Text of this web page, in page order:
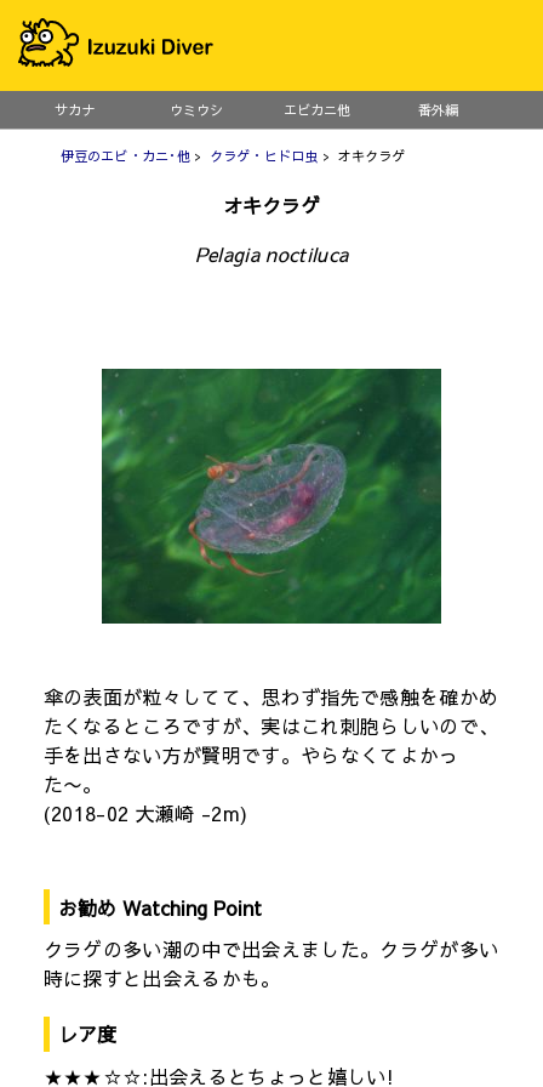
サカナ ウミウシ エビカニ他 番外編
伊豆のエビ・カニ･他> クラゲ・ヒドロ虫 > オキクラゲ
オキクラゲ
Pelagia noctiluca
傘の表面が粒々してて、思わず指先で感触を確かめ
たくなるところですが、実はこれ刺胞らしいので、
手を出さない方が賢明です。やらなくてよかっ
た〜。
(2018-02 大瀬崎 -2m)
お勧め Watching Point
クラゲの多い潮の中で出会えました。クラゲが多い
時に探すと出会えるかも。
レア度
★★★☆☆:出会えるとちょっと嬉しい!